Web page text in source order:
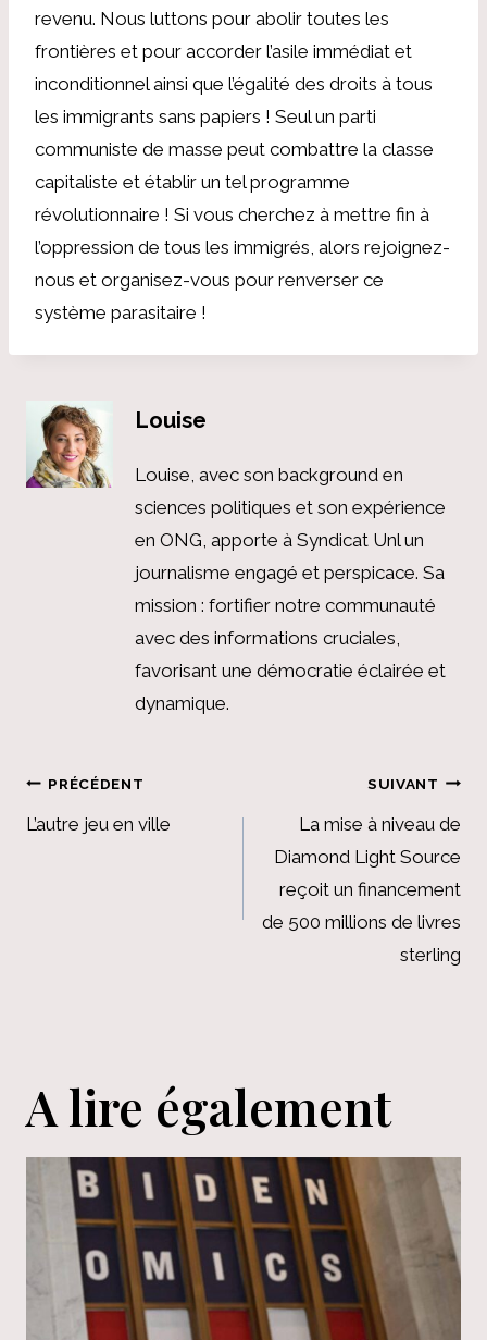
revenu. Nous luttons pour abolir toutes les
frontières et pour accorder l’asile immédiat et
inconditionnel ainsi que l’égalité des droits à tous
les immigrants sans papiers ! Seul un parti
communiste de masse peut combattre la classe
capitaliste et établir un tel programme
révolutionnaire ! Si vous cherchez à mettre fin à
l’oppression de tous les immigrés, alors rejoignez-
nous et organisez-vous pour renverser ce
système parasitaire !
Louise
Louise, avec son background en
sciences politiques et son expérience
en ONG, apporte à Syndicat Unl un
journalisme engagé et perspicace. Sa
mission : fortifier notre communauté
avec des informations cruciales,
favorisant une démocratie éclairée et
dynamique.
Navigation
de
PRÉCÉDENT
L’autre jeu en ville
SUIVANT
La mise à niveau de
Diamond Light Source
reçoit un financement
de 500 millions de livres
sterling
A lire également